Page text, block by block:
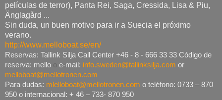
películas de terror), Panta Rei, Saga, Cressida, Lisa & Piu,
Änglagård ...
Sin duda, un buen motivo para ir a Suecia el próximo
verano.
http://www.melloboat.se/en/
Reservas: Tallink Silja Call Center +46 - 8 - 666 33 33 Código de
reserva: mello o e-mail: info.sweden@tallinksilja.com or
melloboat@mellotronen.com
Para dudas: mlelloboat@mellotronen.com o teléfono: 0733 – 870
950 o internacional: + 46 – 733- 870 950